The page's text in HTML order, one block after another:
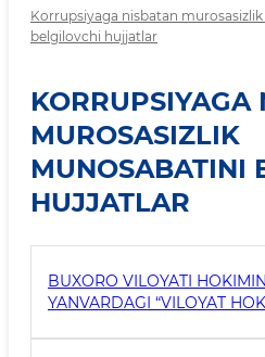
Korrupsiyaga nisbatan
belgilovchi hujjatlar
KORRUPSIYAGA
MUROSASIZLIK
MUNOSABATINI
HUJJATLAR
BUXORO VILOYATI
YANVARDAGI “VILOYAT
ORGANLAR FAOLIYATINI